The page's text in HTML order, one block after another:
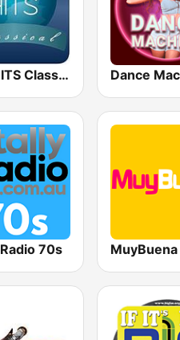
1000 HITS Classical Music Dance
70s